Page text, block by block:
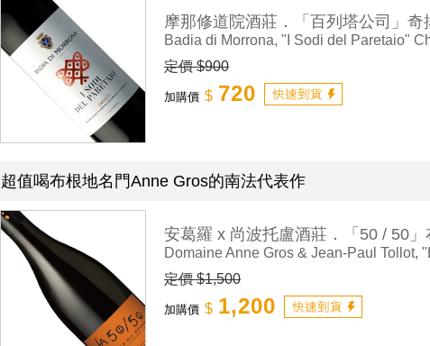
摩那修道院酒莊．「百列塔公司」奇
Badia di Morrona, "I Sodi del Paretaio"
定價 $900
加購價 $ 720
超值喝布根地名門Anne Gros的南法代表作
安葛羅 x 尚波托盧酒莊．「50 / 50」
Domaine Anne Gros & Jean-Paul Tollot,
定價 $1,500
加購價 $ 1,200